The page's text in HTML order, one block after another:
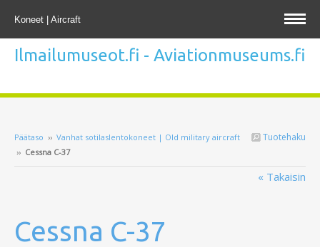
Koneet | Aircraft
Ilmailumuseot.fi - Aviationmuseums.fi
Tuotehaku
Päätaso ›› Vanhat sotilaslentokoneet | Old military aircraft
›› Cessna C-37
« Takaisin
Cessna C-37